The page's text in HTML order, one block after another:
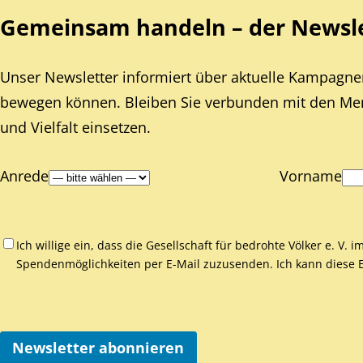
Gemeinsam handeln – der
Unser Newsletter informiert über aktuelle
bewegen können. Bleiben Sie verbunden mit den
und Vielfalt einsetzen.
Anrede Vorname
Ich willige ein, dass die Gesellschaft für bedrohte Völker e. V.
Spendenmöglichkeiten per E-Mail zuzusenden. Ich kann
Newsletter abonnieren